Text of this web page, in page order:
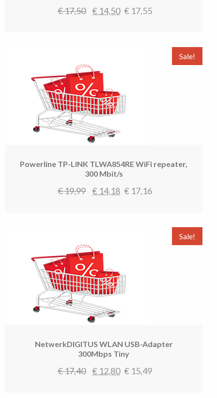
€17,50
Oorspronkelijke
€ 14,50 Huidige
€ 17,55
Sale!
Powerline TP-LINK TLWA854RE WiFi repeater,
300 Mbit/s
€19,99
Oorspronkelijke
€ 14,18 Huidige
€ 17,16
Sale!
NetwerkDIGITUS WLAN USB-Adapter
300Mbps Tiny
€17,40
Oorspronkelijke
€ 12,80 Huidige
€ 15,49